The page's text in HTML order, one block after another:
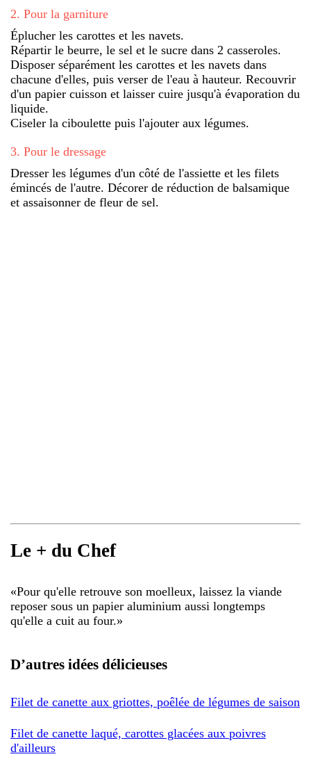
2. Pour la garniture
Éplucher les carottes et les navets.
Répartir le beurre, le sel et le sucre dans 2 casseroles.
Disposer séparément les carottes et les navets dans
chacune d'elles, puis verser de l'eau à hauteur. Recouvrir
d'un papier cuisson et laisser cuire jusqu'à évaporation du
liquide.
Ciseler la ciboulette puis l'ajouter aux légumes.
3. Pour le dressage
Dresser les légumes d'un côté de l'assiette et les filets
émincés de l'autre. Décorer de réduction de balsamique
et assaisonner de fleur de sel.
Le + du Chef
«Pour qu'elle retrouve son moelleux, laissez la viande
reposer sous un papier aluminium aussi longtemps
qu'elle a cuit au four.»
D’autres idées délicieuses
Filet de canette aux griottes, poêlée de légumes de saison
Filet de canette laqué, carottes glacées aux poivres
d'ailleurs